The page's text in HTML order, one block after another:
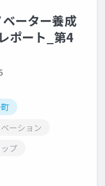
ーター養成
ポート_第4
ーション
プ